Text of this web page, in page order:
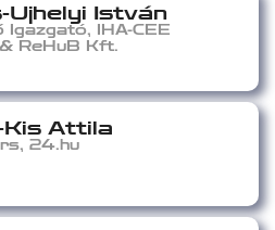
Ujhelyi István
Igazgató, IHA-CEE
ReHuB Kft.
Kis Attila
24.hu